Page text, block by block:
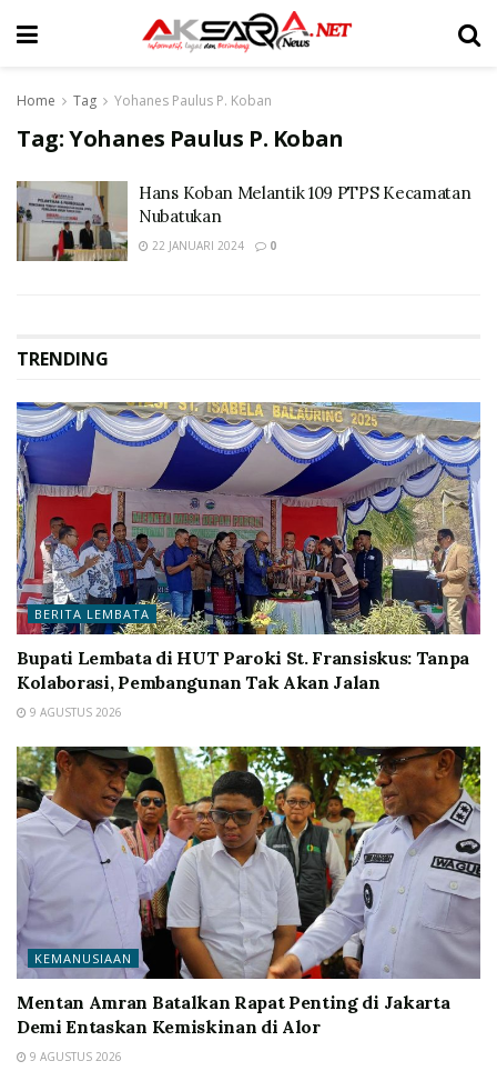
Home Tag Yohanes Paulus P. Koban
Tag:Yohanes Paulus P. Koban
Hans Koban Melantik 109 PTPS Kecamatan
Nubatukan
22 JANUARI 2024 0
TRENDING
BERITA LEMBATA
Bupati Lembata di HUT Paroki St. Fransiskus: Tanpa
Kolaborasi, Pembangunan Tak Akan Jalan
9 AGUSTUS 2026
KEMANUSIAAN
Mentan Amran Batalkan Rapat Penting di Jakarta
Demi Entaskan Kemiskinan di Alor
9 AGUSTUS 2026